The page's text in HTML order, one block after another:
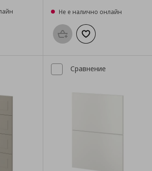
към списъка с любими
Не е налично онлайн
Προσθήκη στο καλάθι
Добави към
Сравнение